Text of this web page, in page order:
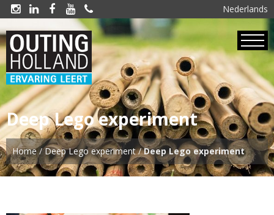
Nederlands
    
Deep Lego experiment
Home/Deep Lego experiment/Deep Lego experiment